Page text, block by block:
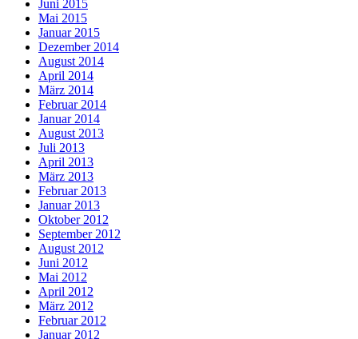
Juni 2015
Mai 2015
Januar 2015
Dezember 2014
August 2014
April 2014
März 2014
Februar 2014
Januar 2014
August 2013
Juli 2013
April 2013
März 2013
Februar 2013
Januar 2013
Oktober 2012
September 2012
August 2012
Juni 2012
Mai 2012
April 2012
März 2012
Februar 2012
Januar 2012